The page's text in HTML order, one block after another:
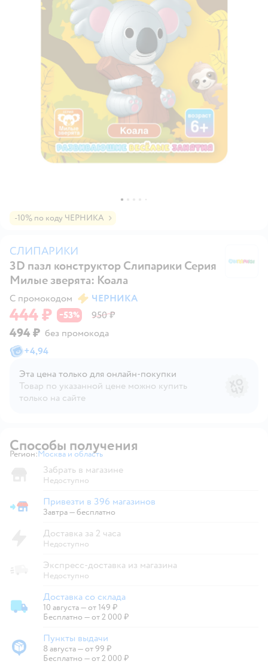
-10% по коду ЧЕРНИКА
СЛИПАРИКИ
3D пазл конструктор Слипарики Серия
Милые зверята: Коала
С промокодом ЧЕРНИКА
444 ₽ −53% 950 ₽
494 ₽ без промокода
+4,94
Эта цена только для онлайн‑покупки
Товар по указанной цене можно купить
только на сайте
Способы получения
Регион: Выбор адреса доставки.
Москва и область
Забрать в магазине
Недоступно
Привезти в магазин
Привезти в 396 магазинов
Завтра—бесплатно
Доставка за 2 часа
Недоступно
Экспресс-доставка из магазина
Недоступно
Доставка со склада
Доставка со склада
10 августа—от 149 ₽
Бесплатно — от 2 000 ₽
Пункты выдачи
Пункты выдачи
8 августа—от 99 ₽
Бесплатно — от 2 000 ₽